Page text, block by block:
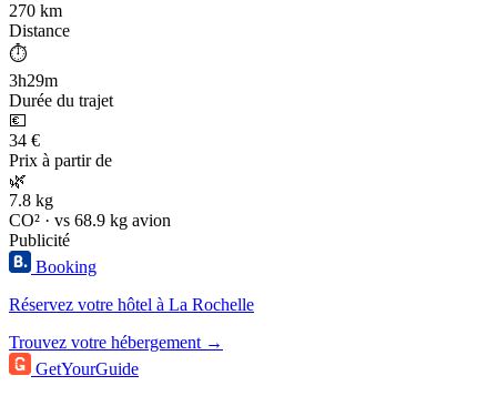
270 km
Distance
⏱️
3h29m
Durée du trajet
💶
34 €
Prix à partir de
🌿
7.8 kg
CO² · vs 68.9 kg avion
Publicité
Booking
Réservez votre hôtel à La Rochelle
Trouvez votre hébergement →
GetYourGuide